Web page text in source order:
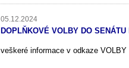
05.12.2024
DOPLŇKOVÉ VOLBY DO
veškeré informace v odkaze VOLBY